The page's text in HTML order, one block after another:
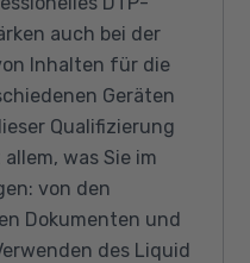
auch bei der
Inhalten für die
Geräten
Qualifizierung
was Sie im
von den
Dokumenten und
des Liquid